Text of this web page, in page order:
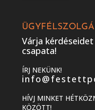
Várja
csapata!
ÍRJ NEKÜNK!
HÍVJ MINKET
KÖZÖTT!